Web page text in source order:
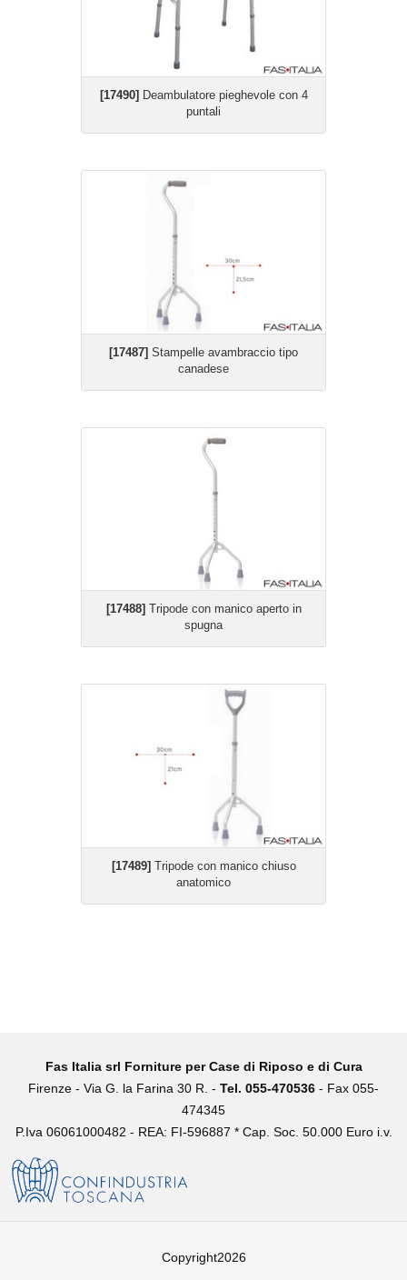
[17490] Deambulatore pieghevole con 4
puntali
[17487] Stampelle avambraccio tipo
canadese
[17488] Tripode con manico aperto in
spugna
[17489] Tripode con manico chiuso
anatomico
Fas Italia srl Forniture per Case di Riposo e di Cura
Firenze - Via G. la Farina 30 R. - Tel. 055-470536 - Fax 055-
474345
P.Iva 06061000482 - REA: FI-596887 * Cap. Soc. 50.000 Euro i.v.
Copyright2026